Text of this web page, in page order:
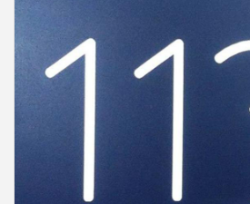
Pictogrammen
Accessoires